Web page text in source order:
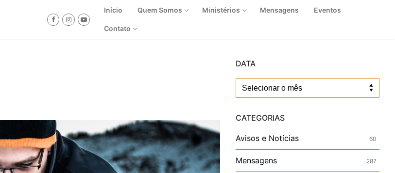
Início Quem Somos Ministérios Mensagens Eventos
Contato
DATA
Data
CATEGORIAS
Avisos e Notícias 60
Mensagens 287